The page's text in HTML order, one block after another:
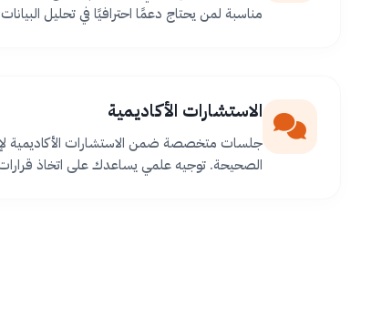
مناسبة لمن يحتاج دعمًا احترافيًا في تحليل البيانات
الاستشارات الأكاديمية
جلسات متخصصة ضمن الاستشارات الأكاديمية
الصحيحة. توجيه علمي يساعدك على اتخاذ